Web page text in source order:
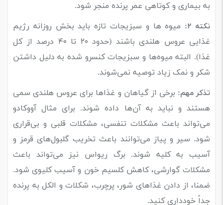
به بیماری و کوتاهی عمر پرنده منجر شود.
نکته ۲:
میوه‌ ها و سبزیجات تازه باید بخش روزانه رژیم
غذایی عروس هلندی باشند (حدود ۲۰ تا ۴۰ درصد از کل
غذا). البته میوه‌ها و سبزیجات کنسرو شده به دلیل داشتن
شکر و نمک زیاد توصیه نمی‌شوند.
تذکر مهم: برخی از گیاهان و غذاها برای عروس هلندی سمی
هستند و نباید به آن‌ها داده شوند. برای مثال آووکادو
می‌تواند باعث مشکلات تنفسی، مشکلات قلبی و بی‌قراری
شود. سیر و پیاز می‌توانند باعث تخریب گلبول‌های قرمز و
آسیب به کلیه شوند. برگ ریواس نیز می‌تواند باعث
مشکلات گوارشی، کاهش کلسیم خون و آسیب کلیوی شود.
ضمنا، از دادن غذاهای شور، پرچرب، شکلات و الکل به پرنده
جداً خودداری کنید.